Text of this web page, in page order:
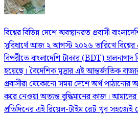
বিশ্বের বিভিন্ন দেশে অবস্থানরত প্রবাসী
সুবিধার্থে আজ ২ আগস্ট ২০২৬ তারিখে বিশ্বের
বিপরীতে বাংলাদেশি টাকার (BDT) হালনাগাদ
হয়েছে। বৈদেশিক মুদ্রার এই আন্তর্জাতিক
প্রবাসীরা যেকোনো সময় দেশে অর্থ পাঠানোর
করে নেওয়া অত্যন্ত বুদ্ধিমানের কাজ।
প্রতিদিনের এই রিয়েল-টাইম রেট খুব সহজেই